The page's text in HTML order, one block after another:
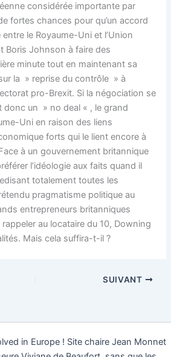
considérée importante par
fortes chances pour qu’un accord
entre le Royaume-Uni et l’Union
Boris Johnson à faire des
minute tout en maintenant sa
la » reprise du contrôle » à
pro-Brexit. Si la négociation se
donc un » no deal « , le grand
Uni en raison des liens
forts qui le lient encore à
à un gouvernement britannique
l’idéologie aux faits quand il
totalement toutes les
pragmatisme politique au
entrepreneurs britanniques
au locataire du 10, Downing
Mais cela suffira-t-il ?
SUIVANT
in Europe ! Site chaire Jean Monnet